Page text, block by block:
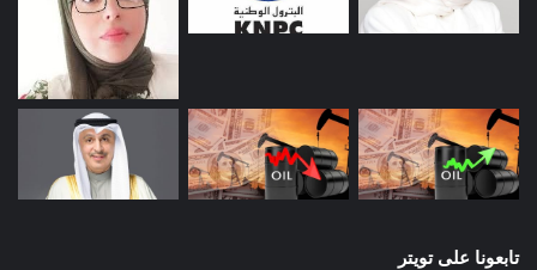
تابعونا على تويتر